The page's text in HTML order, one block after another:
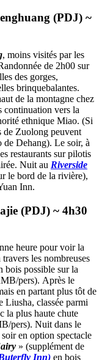
(PDJ) ~
, moins visités par les
de 2h00 sur
des gorges,
brinquebalantes.
de la montagne chez
continuation vers la
ethnique Miao. (Si
de Zuolong peuvent
de Dehang). Le soir, à
restaurants sur pilotis
Nuit au Riverside
le bord de la rivière),
Inn.
(PDJ) ~ 4h30
heure pour voir la
les nombreuses
bois possible sur la
pers). Après le
en partant plus tôt de
Liusha, classée parmi
la plus haute chute
pers). Nuit dans le
en option spectacle
» (supplément de
Inn) en bois